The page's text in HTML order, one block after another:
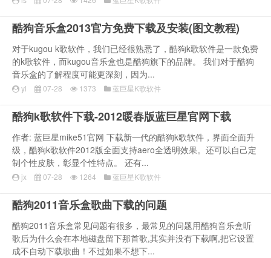
酷狗音乐盒2013官方免费下载及安装(图文教程)
对于kugou k歌软件，我们已经很熟悉了，酷狗k歌软件是一款免费
的k歌软件，而kugou音乐盒也是酷狗旗下的品牌。 我们对于酷狗
音乐盒的了解程度可能更深刻，因为...
yl 07-28 1373 蓝巨星K歌软件
酷狗k歌软件下载-2012暖春版蓝巨星官网下载
作者: 蓝巨星mike51官网 下载新一代的酷狗k歌软件，界面全面升
级，酷狗k歌软件2012版全面支持aero全透明效果。还可以自己定
制个性皮肤，彰显个性特点。 还有...
jx 07-28 1264 蓝巨星K歌软件
酷狗2011音乐盒歌曲下载的问题
酷狗2011音乐盒常见问题有很多，最常见的问题用酷狗音乐盒听
歌后为什么会在本地磁盘留下那首歌,其实并没有下载啊,把它设置
成不自动下载歌曲！不过如果不想下...